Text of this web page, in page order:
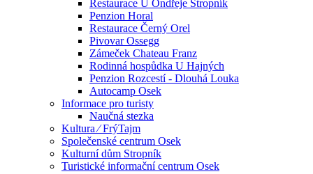
Restaurace U Ondřeje Stropník
Penzion Horal
Restaurace Černý Orel
Pivovar Ossegg
Zámeček Chateau Franz
Rodinná hospůdka U Hajných
Penzion Rozcestí - Dlouhá Louka
Autocamp Osek
Informace pro turisty
Naučná stezka
Kultura ⁄ FrýTajm
Společenské centrum Osek
Kulturní dům Stropník
Turistické informační centrum Osek